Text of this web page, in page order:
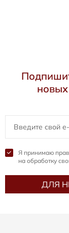
Я принимаю
на обработку
ДЛЯ